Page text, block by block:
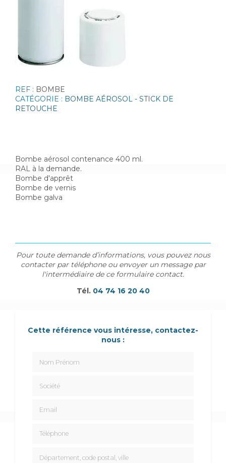
REF : BOMBE
CATÉGORIE : BOMBE AÉROSOL - STICK DE
RETOUCHE
Pour toute demande d’informations, vous pouvez nous
contacter par téléphone ou envoyer un message par
l'intermédiaire de ce formulaire contact.
Tél. 04 74 16 20 40
Bombe aérosol contenance 400 ml.
RAL à la demande.
Bombe d'apprêt
Bombe de vernis
Bombe galva
Cette référence vous intéresse, contactez-
nous :